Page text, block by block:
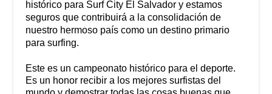
histórico para Surf City El Salvador y estamos
seguros que contribuirá a la consolidación de
nuestro hermoso país como un destino primario
para surfing.
Este es un campeonato histórico para el deporte.
Es un honor recibir a los mejores surfistas del